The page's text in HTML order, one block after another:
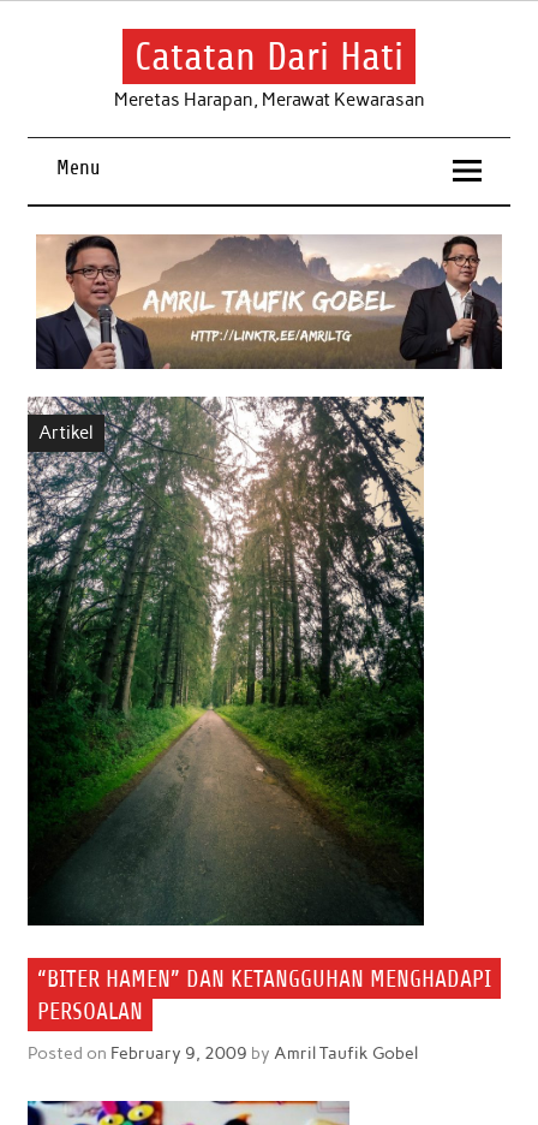
Skip
Catatan Dari Hati
Meretas Harapan, Merawat Kewarasan
Menu
Artikel
“BITER HAMEN” DAN KETANGGUHAN MENGHADAPI
PERSOALAN
Posted on February 9, 2009 by Amril Taufik Gobel